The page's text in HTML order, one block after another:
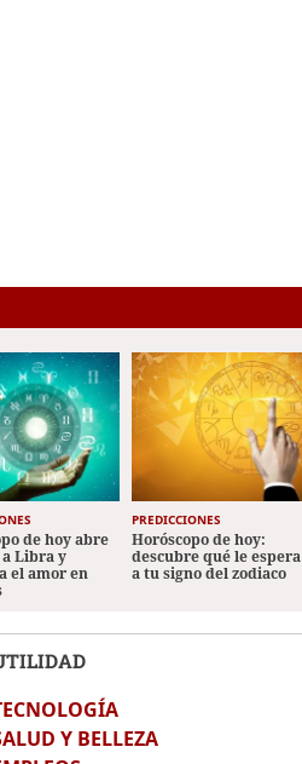
de hoy abre
Libra y
el amor en
PREDICCIONES
Horóscopo de hoy:
descubre qué le espera
a tu signo del zodiaco
Y BELLEZA